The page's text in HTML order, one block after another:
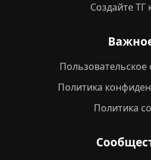
Создайте ТГ
Политика
Политика